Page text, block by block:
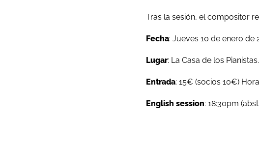
Tras la sesión, el compositor
Fecha: Jueves 10 de enero de
Lugar: La Casa de los
Entrada: 15€ (socios 10€)
English session: 18:30pm